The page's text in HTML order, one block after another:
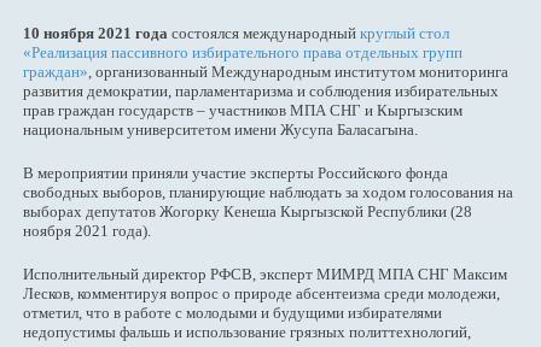
10 ноября 2021 года состоялся международный круглый стол
«Реализация пассивного избирательного права отдельных групп
граждан», организованный Международным институтом мониторинга
развития демократии, парламентаризма и соблюдения избирательных
прав граждан государств – участников МПА СНГ и Кыргызским
национальным университетом имени Жусупа Баласагына.
В мероприятии приняли участие эксперты Российского фонда
свободных выборов, планирующие наблюдать за ходом голосования на
выборах депутатов Жогорку Кенеша Кыргызской Республики (28
ноября 2021 года).
Исполнительный директор РФСВ, эксперт МИМРД МПА СНГ Максим
Лесков, комментируя вопрос о природе абсентеизма среди молодежи,
отметил, что в работе с молодыми и будущими избирателями
недопустимы фальшь и использование грязных политтехнологий,